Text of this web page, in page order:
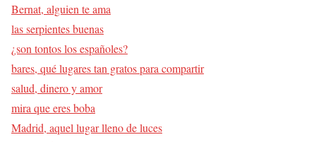
Bernat, alguien te ama
las serpientes buenas
¿son tontos los españoles?
bares, qué lugares tan gratos para compartir
salud, dinero y amor
mira que eres boba
Madrid, aquel lugar lleno de luces